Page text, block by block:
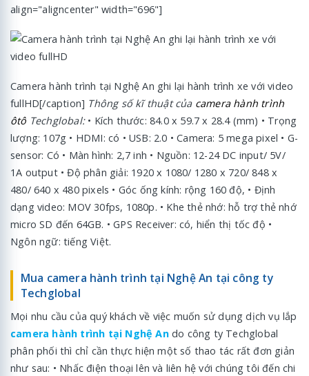
align="aligncenter" width="696"]
Camera hành trình tại Nghệ An ghi lại hành trình xe với video
fullHD[/caption] Thông số kĩ thuật của camera hành trình
ôtô Techglobal:• Kích thước: 84.0 x 59.7 x 28.4 (mm) • Trọng
lượng: 107g • HDMI: có • USB: 2.0 • Camera: 5 mega pixel • G-
sensor: Có • Màn hình: 2,7 inh • Nguồn: 12-24 DC input/ 5V/
1A output • Độ phân giải: 1920 x 1080/ 1280 x 720/ 848 x
480/ 640 x 480 pixels • Góc ống kính: rộng 160 độ, • Định
dạng video: MOV 30fps, 1080p. • Khe thẻ nhớ: hỗ trợ thẻ nhớ
micro SD đến 64GB. • GPS Receiver: có, hiển thị tốc độ •
Ngôn ngữ: tiếng Việt.
Mua camera hành trình tại Nghệ An tại công ty
Techglobal
Mọi nhu cầu của quý khách về việc muốn sử dụng dịch vụ lắp
camera hành trình tại Nghệ Ando công ty Techglobal
phân phối thì chỉ cần thực hiện một số thao tác rất đơn giản
như sau: • Nhấc điện thoại lên và liên hệ với chúng tôi đến chi